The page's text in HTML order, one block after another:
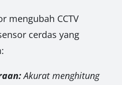
mengubah CCTV
cerdas yang
Akurat menghitung